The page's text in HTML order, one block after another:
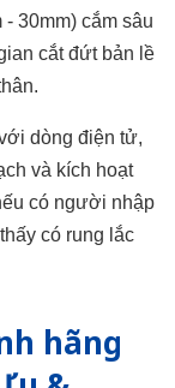
30mm) cắm sâu
cắt đứt bản lề
dòng điện tử,
và kích hoạt
có người nhập
có rung lắc
hãng